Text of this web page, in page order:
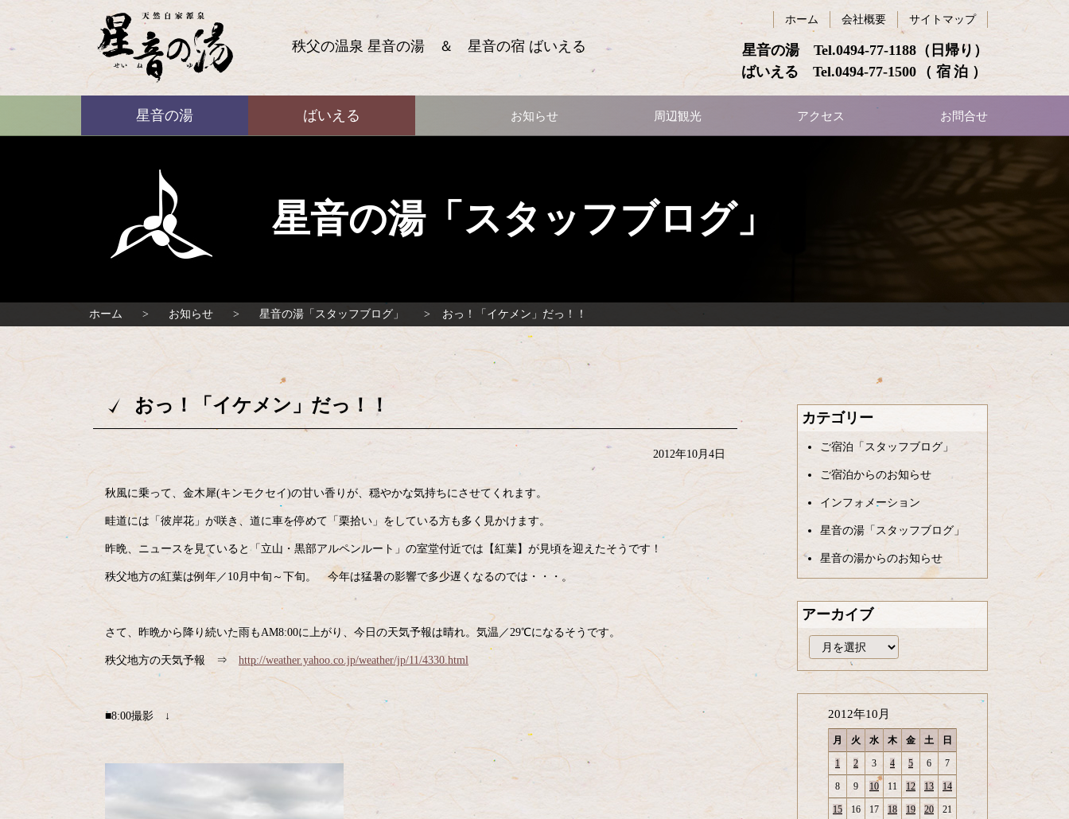
ばいえる
秩父の温泉 星音の湯 ＆ 星音の宿 ばいえる 星音の湯 Tel.0494-77-1188 （日帰り）
ばいえる Tel.0494-77-1500 （宿泊）
ホーム 会社概要 サイトマップ
星音の湯 ばいえる お知らせ 周辺観光 アクセス お問合せ
星音の湯「スタッフブログ」
ホーム お知らせ 星音の湯「スタッフブログ」 おっ！「イケメン」だっ！！
カテゴリー
ご宿泊「スタッフブログ」
ご宿泊からのお知らせ
インフォメーション
星音の湯「スタッフブログ」
星音の湯からのお知らせ
アーカイブ
ー
カ
イ
2012年10月
月 火 水 木 金 土 日
1 2 3 4 5 6 7
8 9 10 11 12 13 14
15 16 17 18 19 20 21
おっ！「イケメン」だっ！！
2012年10月4日
秋風に乗って、金木犀(キンモクセイ)の甘い香りが、穏やかな気持ちにさせてくれます。
畦道には「彼岸花」が咲き、道に車を停めて「栗拾い」をしている方も多く見かけます。
昨晩、ニュースを見ていると「立山・黒部アルペンルート」の室堂付近では【紅葉】が見頃を迎えたそうです！
秩父地方の紅葉は例年／10月中旬～下旬。 今年は猛暑の影響で多少遅くなるのでは・・・。
さて、昨晩から降り続いた雨もAM8:00に上がり、今日の天気予報は晴れ。気温／29℃になるそうです。
秩父地方の天気予報 ⇒ http://weather.yahoo.co.jp/weather/jp/11/4330.html
■8:00撮影 ↓